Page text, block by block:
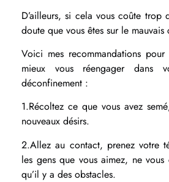
D’ailleurs, si cela vous coûte trop
doute que vous êtes sur le mauvais
Voici mes recommandations
mieux vous réengager dans
déconfinement :
1.Récoltez ce que vous avez
nouveaux désirs.
2.Allez au contact, prenez votre
les gens que vous aimez, ne
qu’il y a des obstacles.